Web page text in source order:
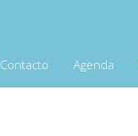
Contacto Agenda